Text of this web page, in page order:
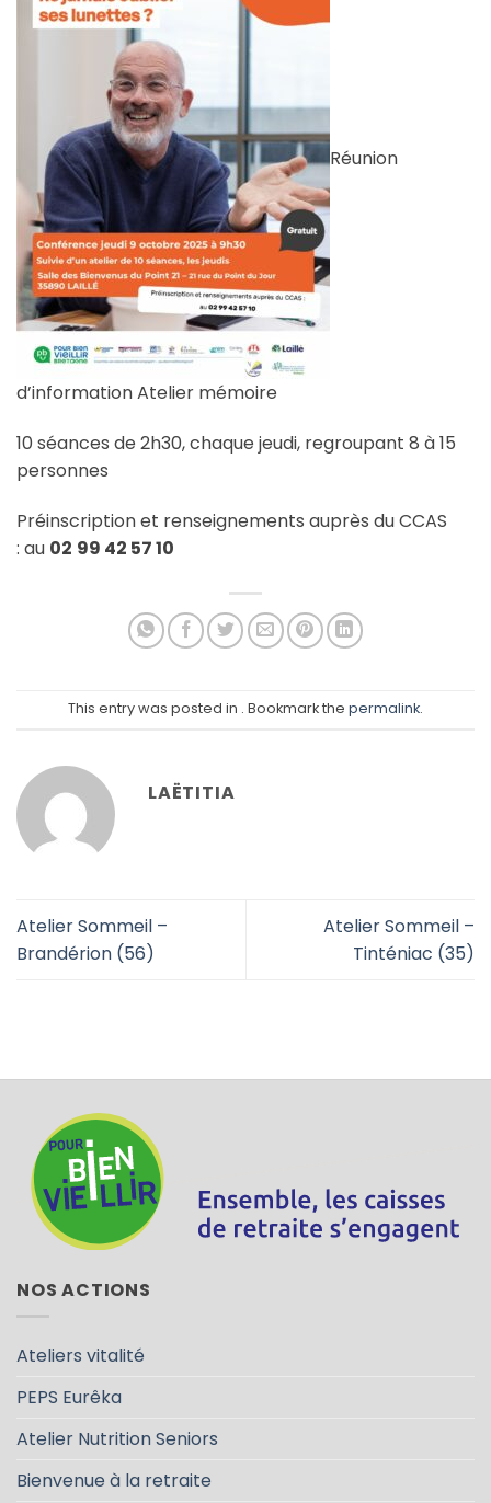
Réunion
d’information Atelier mémoire
10 séances de 2h30, chaque jeudi, regroupant 8 à 15
personnes
Préinscription et renseignements auprès du CCAS
: au 02 99 42 57 10
This entry was posted in . Bookmark the permalink.
LAËTITIA
Atelier Sommeil –
Brandérion (56)
Atelier Sommeil –
Tinténiac (35)
NOS ACTIONS
Ateliers vitalité
PEPS Eurêka
Atelier Nutrition Seniors
Bienvenue à la retraite